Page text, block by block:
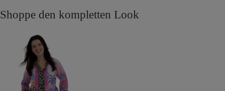
Shoppe den kompletten Look